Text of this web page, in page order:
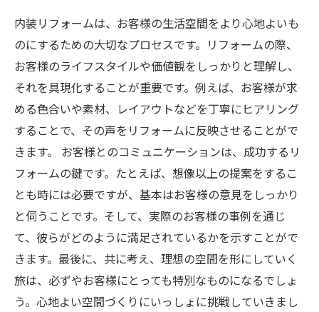
内装リフォームは、お客様の生活空間をより心地よいも
のにするための大切なプロセスです。リフォームの際、
お客様のライフスタイルや価値観をしっかりと理解し、
それを具現化することが重要です。例えば、お客様が求
める色合いや素材、レイアウトなどを丁寧にヒアリング
することで、その声をリフォームに反映させることがで
きます。 お客様とのコミュニケーションは、成功するリ
フォームの鍵です。たとえば、想像以上の提案をするこ
とも時には必要ですが、基本はお客様の意見をしっかり
と伺うことです。そして、実際のお客様の事例を通じ
て、彼らがどのように満足されているかを示すことがで
きます。最後に、共に考え、理想の空間を形にしていく
旅は、必ずやお客様にとっても特別なものになるでしょ
う。心地よい空間づくりにいっしょに挑戦していきまし